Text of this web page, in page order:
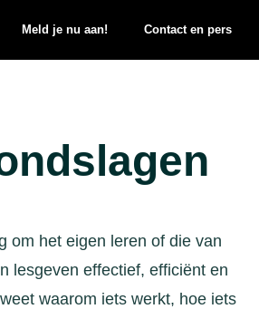
Meld je nu aan! Contact en pers
om het eigen leren of die van
lesgeven effectief, efficiënt en
waarom iets werkt, hoe iets